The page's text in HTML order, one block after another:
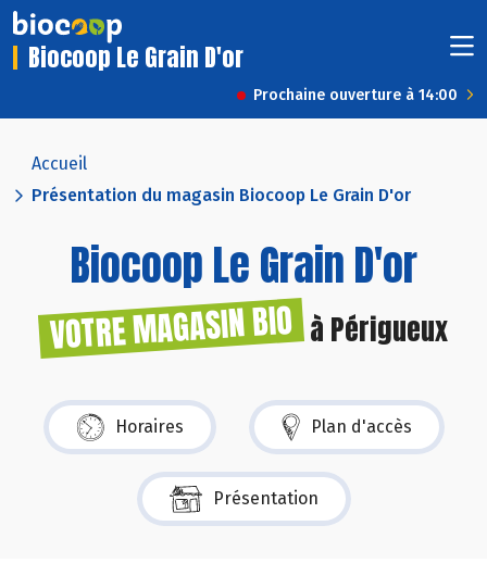
Biocoop Le Grain D'or
Prochaine ouverture à 14:00
Accueil
Présentation du magasin Biocoop Le Grain D'or
Biocoop Le Grain D'or
VOTRE MAGASIN BIO à Périgueux
Horaires Plan d'accès
Présentation